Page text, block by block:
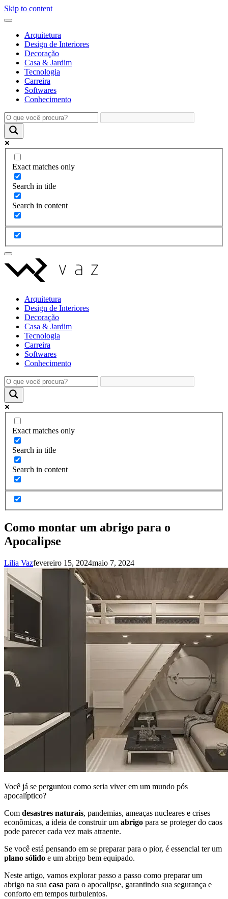
Skip to content
Arquitetura
Design de Interiores
Decoração
Casa & Jardim
Tecnologia
Carreira
Softwares
Conhecimento
Exact matches only
Search in title
Search in content
Arquitetura
Design de Interiores
Decoração
Casa & Jardim
Tecnologia
Carreira
Softwares
Conhecimento
Exact matches only
Search in title
Search in content
Como montar um abrigo para o
Apocalipse
Lilia Vazfevereiro 15, 2024maio 7, 2024
Você já se perguntou como seria viver em um mundo pós
apocalíptico?
Com desastres naturais, pandemias, ameaças nucleares e crises
econômicas, a ideia de construir um abrigo para se proteger do caos
pode parecer cada vez mais atraente.
Se você está pensando em se preparar para o pior, é essencial ter um
plano sólido e um abrigo bem equipado.
Neste artigo, vamos explorar passo a passo como preparar um
abrigo na sua casa para o apocalipse, garantindo sua segurança e
conforto em tempos turbulentos.